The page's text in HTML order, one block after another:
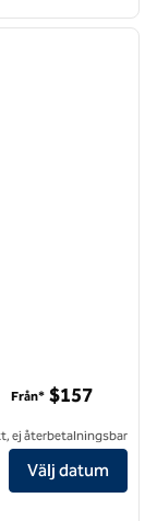
nästa
Från* $157
ej återbetalningsbar
Välj datum